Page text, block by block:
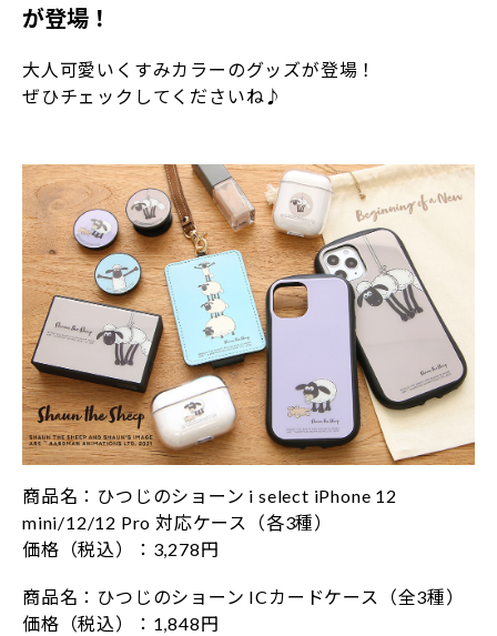
が登場！
大人可愛いくすみカラーのグッズが登場！
ぜひチェックしてくださいね♪
商品名：ひつじのショーン i select iPhone 12
mini/12/12 Pro 対応ケース（各3種）
価格（税込）：3,278円
商品名：ひつじのショーン ICカードケース（全3種）
価格（税込）：1,848円